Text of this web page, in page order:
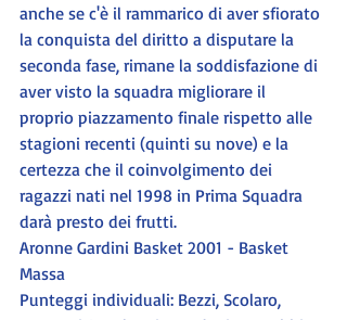
anche se c'è il rammarico di aver sfiorato
la conquista del diritto a disputare la
seconda fase, rimane la soddisfazione di
aver visto la squadra migliorare il
proprio piazzamento finale rispetto alle
stagioni recenti (quinti su nove) e la
certezza che il coinvolgimento dei
ragazzi nati nel 1998 in Prima Squadra
darà presto dei frutti.
Aronne Gardini Basket 2001 - Basket
Massa
Punteggi individuali: Bezzi, Scolaro,